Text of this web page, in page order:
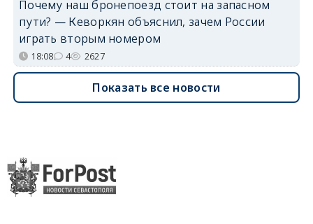
Почему наш бронепоезд стоит на запасном
пути? — Кеворкян объяснил, зачем России
играть вторым номером
18:08 4 2627
Показать все новости